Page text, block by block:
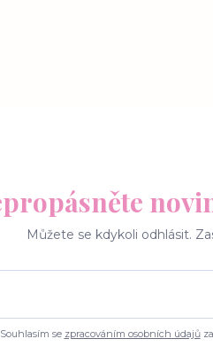
Můžete se kdykoli odhlásit.
Souhlasím se zpracováním osobních údajů